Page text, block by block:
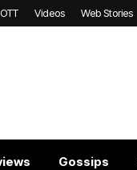
OTT Videos Web Stories
Gossips